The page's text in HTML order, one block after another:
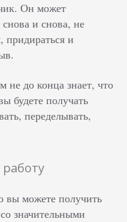
Он может
снова и снова, не
придираться и
не до конца знает, что
будете получать
переделывать,
вы можете получить
значительными